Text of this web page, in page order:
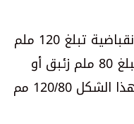
ضغط الدم الطبيعي هو قراءة انقباضية تبلغ 120 ملم
زئبق أو أقل، وقراءة انبساطي تبلغ 80 ملم زئبق أو
أقل، نتيبجة القراءة تكون على هذا الشكل 120/80 مم